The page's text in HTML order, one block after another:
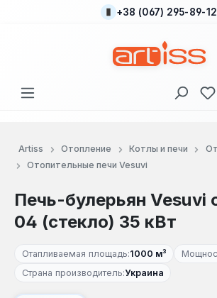
Перейти к основному содержанию
+38 (067) 295-89-12
Artiss Отопление Котлы и печи
Отопительные печи Vesuvi
Печь-булерьян Vesuvi
04 (стекло) 35 кВт
Отапливаемая площадь:1000 м³
Страна производитель:Украина